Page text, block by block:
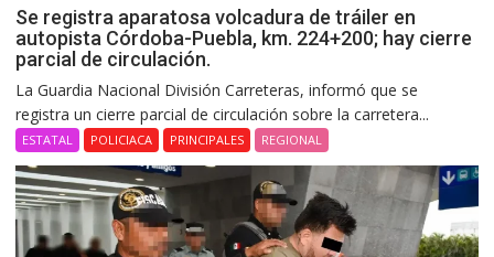
Se registra aparatosa volcadura de tráiler en
autopista Córdoba-Puebla, km. 224+200; hay cierre
parcial de circulación.
La Guardia Nacional División Carreteras, informó que se
registra un cierre parcial de circulación sobre la carretera...
ESTATAL POLICIACA PRINCIPALES REGIONAL